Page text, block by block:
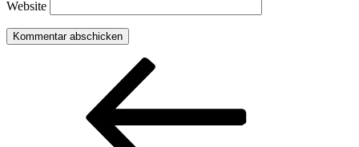
Website
Beitragsnavigation